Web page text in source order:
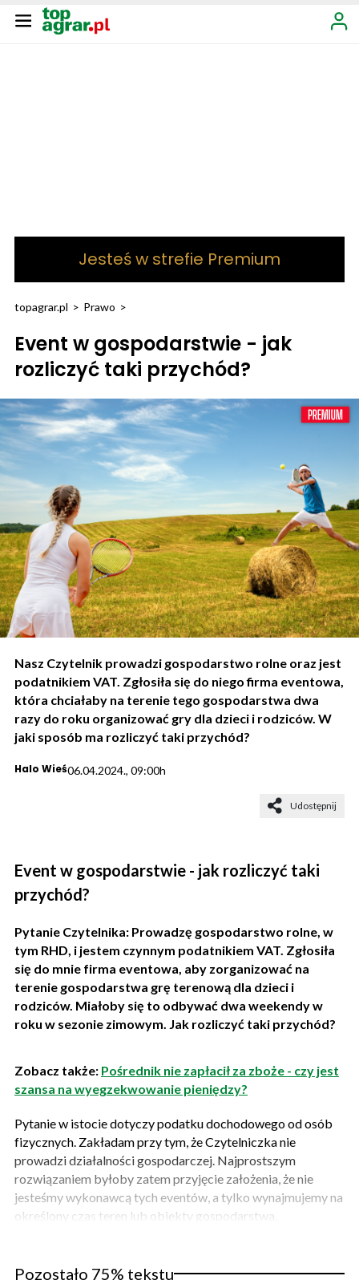
Jesteś w strefie Premium
topagrar.pl > Prawo >
Event w gospodarstwie - jak
rozliczyć taki przychód?
Nasz Czytelnik prowadzi gospodarstwo rolne oraz jest
podatnikiem VAT. Zgłosiła się do niego firma eventowa,
która chciałaby na terenie tego gospodarstwa dwa
razy do roku organizować gry dla dzieci i rodziców. W
jaki sposób ma rozliczyć taki przychód?
Halo Wieś06.04.2024., 09:00h
Udostępnij
Event w gospodarstwie - jak rozliczyć taki
przychód?
Pytanie Czytelnika: Prowadzę gospodarstwo rolne, w
tym RHD, i jestem czynnym podatnikiem VAT. Zgłosiła
się do mnie firma eventowa, aby zorganizować na
terenie gospodarstwa grę terenową dla dzieci i
rodziców. Miałoby się to odbywać dwa weekendy w
roku w sezonie zimowym. Jak rozliczyć taki przychód?
Zobacz także: Pośrednik nie zapłacił za zboże - czy jest
szansa na wyegzekwowanie pieniędzy?
Pytanie w istocie dotyczy podatku dochodowego od osób
fizycznych. Zakładam przy tym, że Czytelniczka nie
prowadzi działalności gospodarczej. Najprostszym
rozwiązaniem byłoby zatem przyjęcie założenia, że nie
jesteśmy wykonawcą tych eventów, a tylko wynajmujemy na
określony czas teren lub obiekty gospodarstwa.
Pozostało 75% tekstu